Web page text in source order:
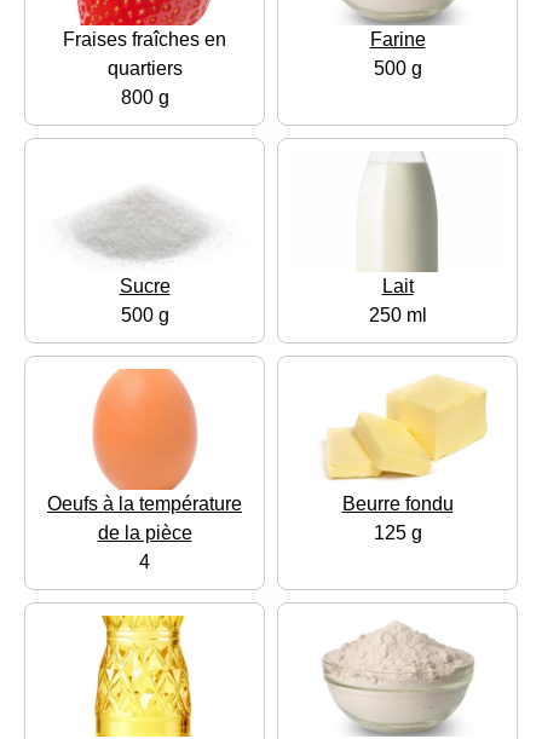
Fraises fraîches en
quartiers
800 g
Farine
500 g
Sucre
500 g
Lait
250 ml
Oeufs à la température
de la pièce
4
Beurre fondu
125 g